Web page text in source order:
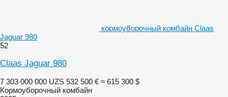
кормоуборочный комбайн Claas
Jaguar 980
52
Claas Jaguar 980
7 303 000 000 UZS 532 500 € ≈ 615 300 $
Кормоуборочный комбайн